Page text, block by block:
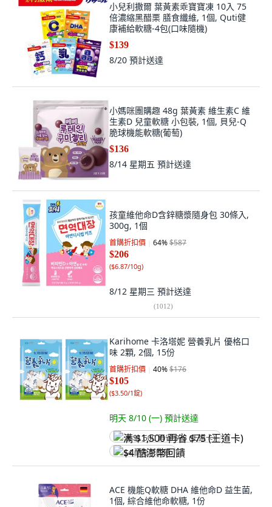
小兒利撒爾 葉黃素乖寶寶凍 10入 75
倍濃縮黑醋栗 膳食纖維, 1個, Quti健
康補給軟糖-4包(口味隨機)
$139
8/20 預計送達
小媽咪團購趣 48g 葉黃素 維生素C 維
生素D 兒童軟糖 小包裝, 1個, 貝兒-Q
脆球機能軟糖(葡萄)
$136
8/14 星期五 預計送達
孩童維他命D含鋅糖漿隨身包 30條入,
300g, 1個
首購折扣價 64%$587
$206
($6.87/10g)
8/12 星期三 預計送達
(1012)
Karihome 卡洛塔妮 營養乳片 優格口
味 2顆, 2個, 15份
首購折扣價 40%$176
$105
($3.50/1錠)
明天 8/10 (一) 預計送達
满 $1,500 再省 $75 (王道卡)
$4 酷澎幣回饋
ACE 機能Q軟糖 DHA 維他命D 益生菌,
1個, 綜合維他命軟糖, 1份